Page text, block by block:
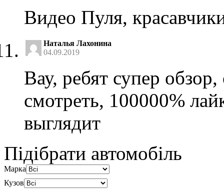
Видео Пуля, красавчики,
Наталья Лахонина
04.09.2019
Вау, ребят супер
смотреть, 100000%
выглядит
Підібрати автомобіль
Марка
Кузов